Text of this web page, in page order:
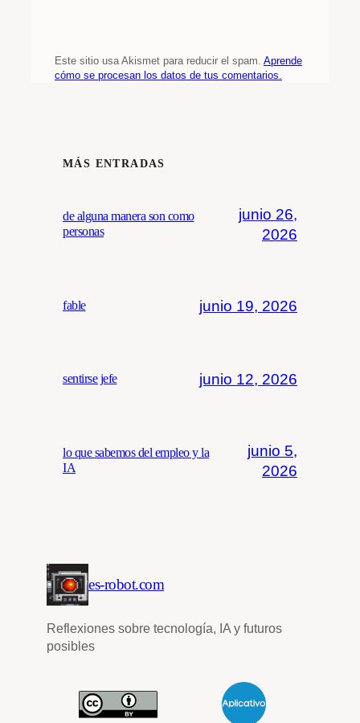
Este sitio usa Akismet para reducir el spam. Aprende
cómo se procesan los datos de tus comentarios.
MÁS ENTRADAS
de alguna manera son como
personas
junio 26,
2026
fable junio 19, 2026
sentirse jefe junio 12, 2026
lo que sabemos del empleo y la
IA
junio 5,
2026
es-robot.com
Reflexiones sobre tecnología, IA y futuros
posibles